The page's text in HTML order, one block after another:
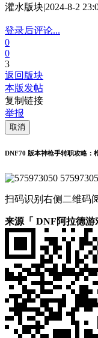
灌水版块|2024-8-2
登录后评论...
0
0
3
返回版块
本版发帖
复制链接
举报
取消
DNF70 版本神枪手转职攻略：
扫码识别右侧二维码
来源「 DNF阿拉德游